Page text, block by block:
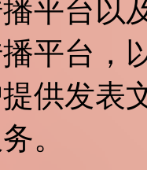
平台以
平台，
供发表
。